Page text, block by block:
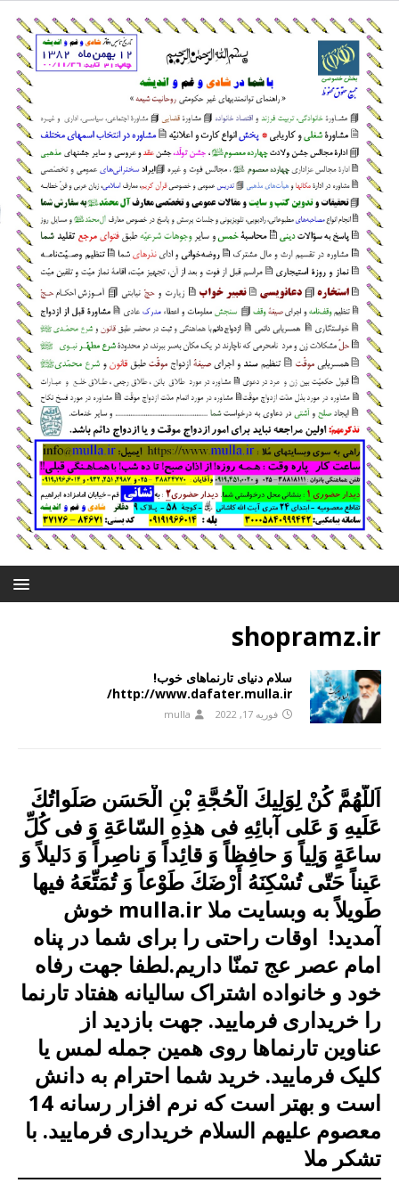
shopramz.ir
سلام دنیای تارنماهای خوب!
http://www.dafater.mulla.ir/
فوریه 17, 2022 mulla
اَللّهُمَّ كُنْ لِوَلِیكَ الْحُجَّةِ بْنِ الْحَسَن صَلَواتُكَ
عَلَیهِ وَ عَلى آبائِهِ فی هذِهِ السّاعَةِ وَ فی كُلِّ
ساعَةٍ وَلِیاً وَ حافِظاً وَ قائِداً وَ ناصِراً وَ دَلیلاً وَ
عَیناً حَتّى تُسْكِنَهُ أَرْضَكَ طَوْعاً وَ تُمَتِّعَهُ فیها
طَویلاً به وبسایت ملا mulla.ir خوش
آمدید! اوقات راحتی را برای شما در پناه
امام عصر عج تمنّا داریم.لطفا جهت رفاه
خود و خانواده اشتراک سالیانه هفتاد تارنما
را خریداری فرمایید. جهت بازدید از
عناوین تارنماها روی همین جمله لمس یا
کلیک فرمایید. خرید شما احترام به دانش
است و بهتر است که
نرم افزار رسانه 14
معصوم علیهم السلام خریداری فرمایید. با
تشکر ملا